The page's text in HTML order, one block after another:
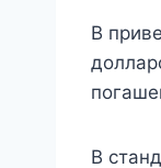
В
В